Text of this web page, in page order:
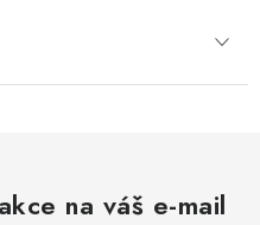
na váš e-mail